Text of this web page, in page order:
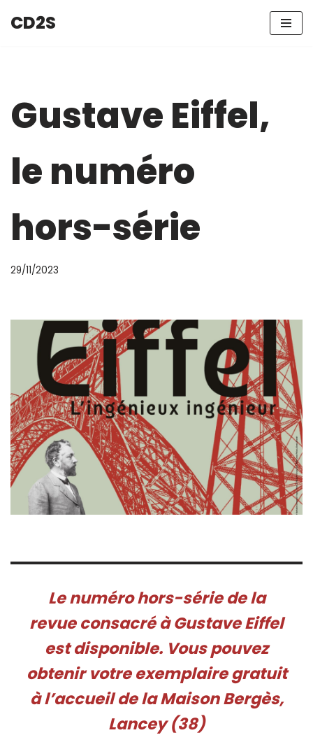
CD2S
Gustave Eiffel,
le numéro
hors-série
29/11/2023
Le numéro hors-série de la
revue consacré à Gustave Eiffel
est disponible. Vous pouvez
obtenir votre exemplaire gratuit
à l’accueil de la Maison Bergès,
Lancey (38)